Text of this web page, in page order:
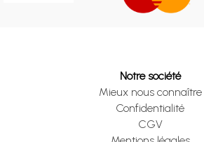
Notre société
Mieux nous connaître
Confidentialité
CGV